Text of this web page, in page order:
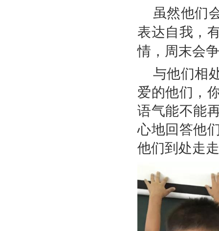
虽然他们
表达自我，
情，周末会
与他们相
爱的他们，
语气能不能
心地回答他
他们到处走